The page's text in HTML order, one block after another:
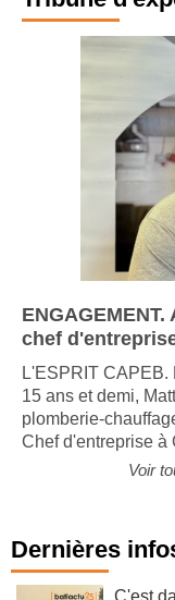
Tribune
chef
L'ESPRIT CAPEB.
15 ans et demi,
plomberie-
Dernières